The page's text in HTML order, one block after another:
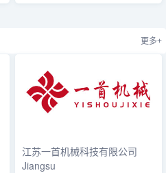
更多+
江苏一首机械科技有限公司
Jiangsu